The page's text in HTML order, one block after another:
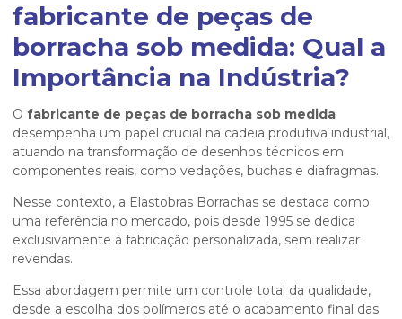
fabricante de peças de
borracha sob medida: Qual a
Importância na Indústria?
O fabricante de peças de borracha sob medida
desempenha um papel crucial na cadeia produtiva industrial,
atuando na transformação de desenhos técnicos em
componentes reais, como vedações, buchas e diafragmas.
Nesse contexto, a Elastobras Borrachas se destaca como
uma referência no mercado, pois desde 1995 se dedica
exclusivamente à fabricação personalizada, sem realizar
revendas.
Essa abordagem permite um controle total da qualidade,
desde a escolha dos polímeros até o acabamento final das